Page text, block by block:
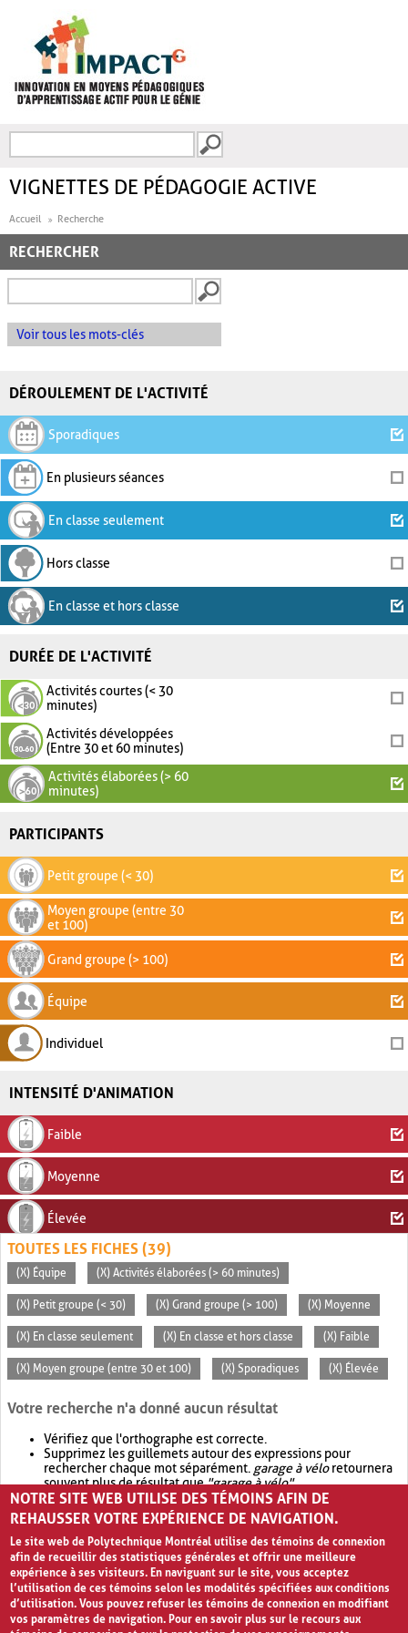
FORMULAIRE DE
VIGNETTES DE PÉDAGOGIE ACTIVE
Accueil Recherche
RECHERCHER
Voir tous les mots-clés
DÉROULEMENT DE L'ACTIVITÉ
Sporadiques
En plusieurs séances
En classe seulement
Hors classe
En classe et hors classe
DURÉE DE L'ACTIVITÉ
Activités courtes (< 30
minutes)
Activités développées
(Entre 30 et 60 minutes)
Activités élaborées (> 60
minutes)
PARTICIPANTS
Petit groupe (< 30)
Moyen groupe (entre 30
et 100)
Grand groupe (> 100)
Équipe
Individuel
INTENSITÉ D'ANIMATION
Faible
Moyenne
Élevée
TOUTES LES FICHES (39)
(X) Équipe (X) Activités élaborées (> 60 minutes)
(X) Petit groupe (< 30) (X) Grand groupe (> 100) (X) Moyenne
(X) En classe seulement (X) En classe et hors classe (X) Faible
(X) Moyen groupe (entre 30 et 100) (X) Sporadiques (X) Élevée
Votre recherche n'a donné aucun résultat
Vérifiez que l'orthographe est correcte.
Supprimez les guillemets autour des expressions pour
rechercher chaque mot séparément. garage à véloretournera
souvent plus de résultat que"garage à vélo".
Envisagez d'élargir votre recherche avec OR.garage OR vélo
retournera souvent plus de résultat quegarage à vélo
NOTRE SITE WEB UTILISE DES TÉMOINS AFIN DE
REHAUSSER VOTRE EXPÉRIENCE DE NAVIGATION.
Le site web de Polytechnique Montréal utilise des témoins de connexion
afin de recueillir des statistiques générales et offrir une meilleure
expérience à ses visiteurs. En naviguant sur le site, vous acceptez
l’utilisation de ces témoins selon les modalités spécifiées aux conditions
d’utilisation. Vous pouvez refuser les témoins de connexion en modifiant
vos paramètres de navigation. Pour en savoir plus sur le recours aux